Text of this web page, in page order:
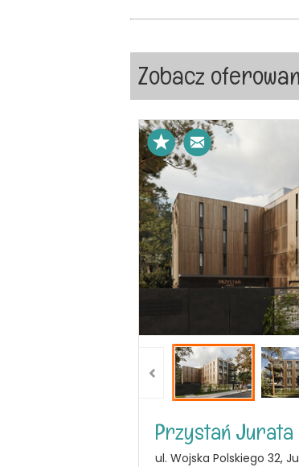
Zobacz
Przystań Jurata
ul. Wojska Polskiego 32,